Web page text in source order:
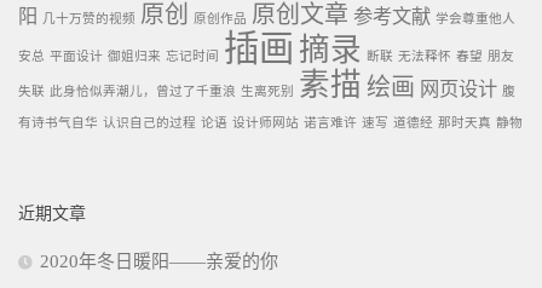
阳
几十万赞的视频 原创 原创作品 原创文章 参考文献 学会尊重他人
安总 平面设计 御姐归来 忘记时间 插画 摘录 断联 无法释怀 春望 朋友
失联 此身恰似弄潮儿，曾过了千重浪 生离死别 素描 绘画 网页设计 腹
有诗书气自华 认识自己的过程 论语 设计师网站 诺言难许 速写 道德经 那时天真 静物
近期文章
2020年冬日暖阳——亲爱的你